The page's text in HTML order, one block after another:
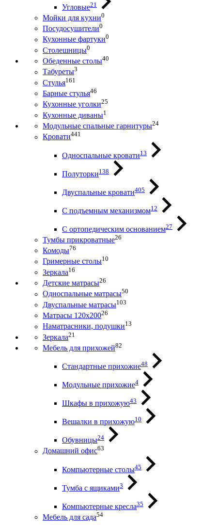
Угловые21
Мойки для кухни0
Посудосушители0
Кухонные фартуки0
Столешницы0
Обеденные столы40
Табуреты3
Стулья161
Барные стулья46
Кухонные уголки25
Кухонные диваны1
Модульные спальные гарнитуры24
Кровати441
Односпальные кровати13
Полуторки138
Двуспальные кровати405
С подъемным механизмом12
С ортопедическим основанием27
Тумбы прикроватные26
Комоды76
Гримерные столы10
Зеркала16
Детские матрасы26
Односпальные матрасы50
Двуспальные матрасы103
Матрасы 120х20026
Наматрасники, подушки13
Зеркала21
Мебель для прихожей82
Стандартные прихожие48
Модульные прихожие4
Шкафы в прихожую43
Вешалки в прихожую10
Обувницы24
Домашний офис63
Компьютерные столы45
Тумба с ящиками3
Компьютерные кресла35
Мебель для сада54